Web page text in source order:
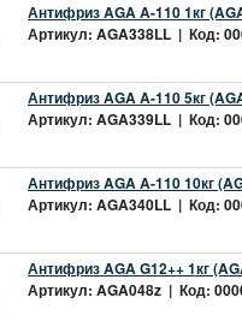
Антифриз AGA A-110 1кг
Артикул: AGA338LL | Код:
Антифриз AGA A-110 5кг
Артикул: AGA339LL | Код:
Антифриз AGA A-110 10кг
Артикул: AGA340LL | Код:
Антифриз AGA G12++ 1кг
Артикул: AGA048z | Код: